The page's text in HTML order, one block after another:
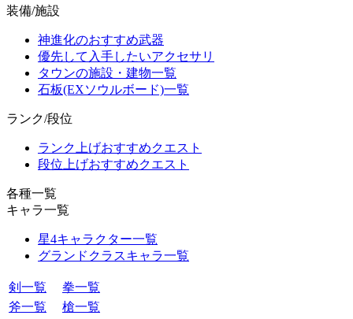
装備/施設
神進化のおすすめ武器
優先して入手したいアクセサリ
タウンの施設・建物一覧
石板(EXソウルボード)一覧
ランク/段位
ランク上げおすすめクエスト
段位上げおすすめクエスト
各種一覧
キャラ一覧
星4キャラクター一覧
グランドクラスキャラ一覧
剣一覧
拳一覧
斧一覧
槍一覧